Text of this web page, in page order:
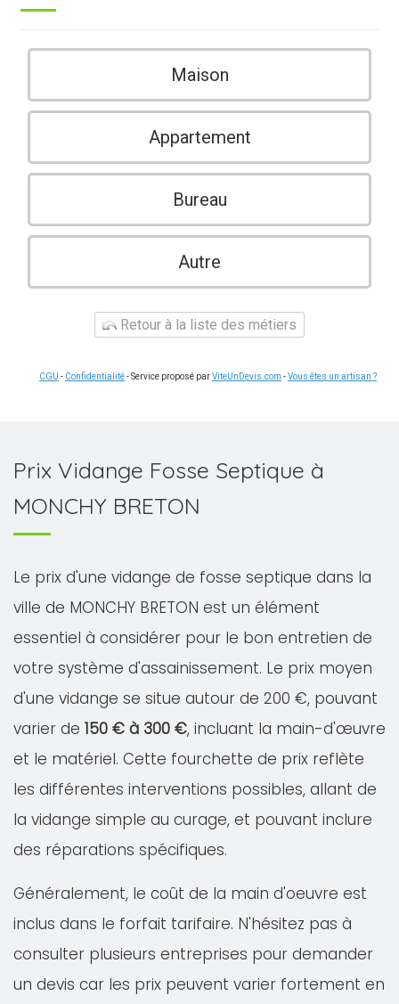
Maison
Appartement
Bureau
Autre
Retour à la liste des métiers
CGU - Confidentialité- Service proposé parViteUnDevis.com -Vous êtes un artisan ?
Prix Vidange Fosse Septique à
MONCHY BRETON
Le prix d'une vidange de fosse septique dans la
ville de MONCHY BRETON est un élément
essentiel à considérer pour le bon entretien de
votre système d'assainissement. Le prix moyen
d'une vidange se situe autour de 200 €, pouvant
varier de 150 € à 300 €, incluant la main-d'œuvre
et le matériel. Cette fourchette de prix reflète
les différentes interventions possibles, allant de
la vidange simple au curage, et pouvant inclure
des réparations spécifiques.
Généralement, le coût de la main d'oeuvre est
inclus dans le forfait tarifaire. N'hésitez pas à
consulter plusieurs entreprises pour demander
un devis car les prix peuvent varier fortement en